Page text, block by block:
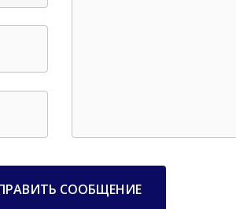
СООБЩЕНИЕ